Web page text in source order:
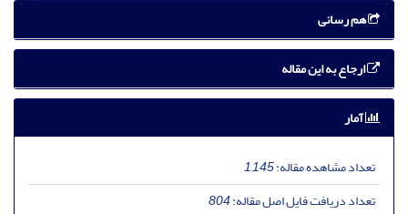
هم رسانی
ارجاع به این مقاله
آمار
تعداد مشاهده مقاله:1,145
تعداد دریافت فایل اصل مقاله:804